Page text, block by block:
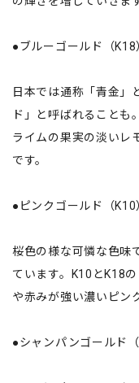
●ブルーゴールド（K18
日本では通称「青金」
ド」と呼ばれることも。
ライムの果実の淡いレ
です。
●ピンクゴールド（K10
桜色の様な可憐な色味
ています。K10とK18
や赤みが強い濃いピン
●シャンパンゴールド（